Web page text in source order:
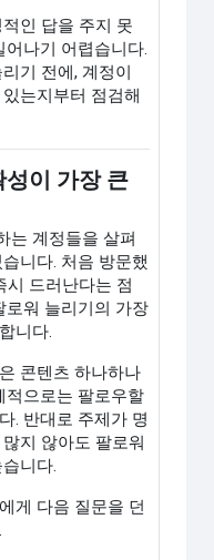
인 답을 주지 못
나기 어렵습니다.
기 전에, 계정이
는지부터 점검해
이 가장 큰
는 계정들을 살펴
니다. 처음 방문했
시 드러난다는 점
로워 늘리기의 가장
니다.
콘텐츠 하나하나
적으로는 팔로우할
. 반대로 주제가 명
지 않아도 팔로워
니다.
게 다음 질문을 던